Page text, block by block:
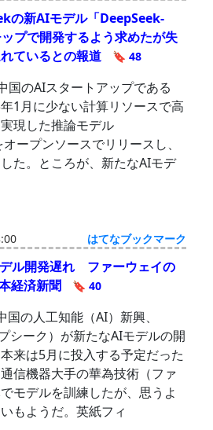
の新AIモデル「DeepSeek-
プで開発するよう求めたが失
ているとの報道
🔖 48
国のAIスタートアップである
1月に少ない計算リソースで高
現した推論モデル
ープンソースでリリースし、
た。ところが、新たなAIモデ
はてなブックマーク
ル開発遅れ ファーウェイの
経済新聞
🔖 40
国の人工知能（AI）新興、
シーク）が新たなAIモデルの開
来は5月に投入する予定だった
信機器大手の華為技術（ファ
モデルを訓練したが、思うよ
もようだ。英紙フィ